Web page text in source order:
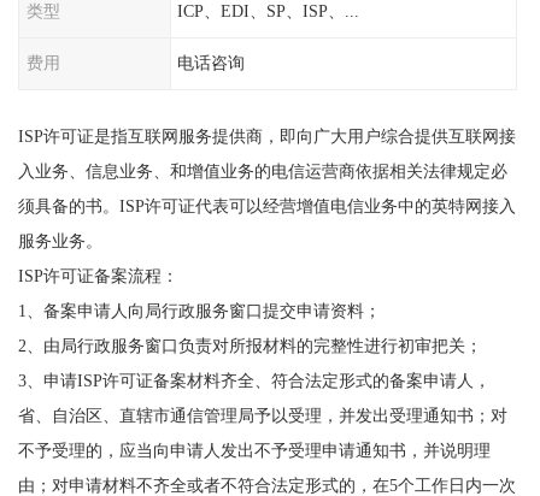
类型 ICP、EDI、SP、ISP、...
费用 电话咨询
ISP许可证是指互联网服务提供商，即向广大用户综合提供互联网接
入业务、信息业务、和增值业务的电信运营商依据相关法律规定必
须具备的书。ISP许可证代表可以经营增值电信业务中的英特网接入
服务业务。
ISP许可证备案流程：
1、备案申请人向局行政服务窗口提交申请资料；
2、由局行政服务窗口负责对所报材料的完整性进行初审把关；
3、申请ISP许可证备案材料齐全、符合法定形式的备案申请人，
省、自治区、直辖市通信管理局予以受理，并发出受理通知书；对
不予受理的，应当向申请人发出不予受理申请通知书，并说明理
由；对申请材料不齐全或者不符合法定形式的，在5个工作日内一次